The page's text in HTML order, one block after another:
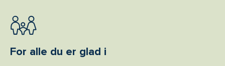
For alle du er glad i